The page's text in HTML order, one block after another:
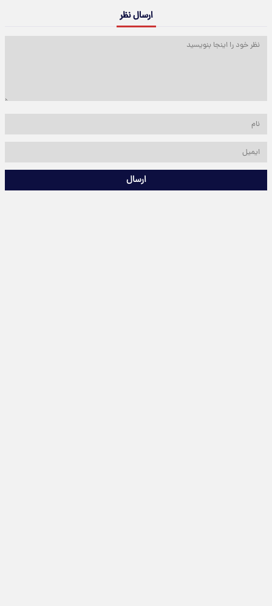
ارسال نظر
ارسال